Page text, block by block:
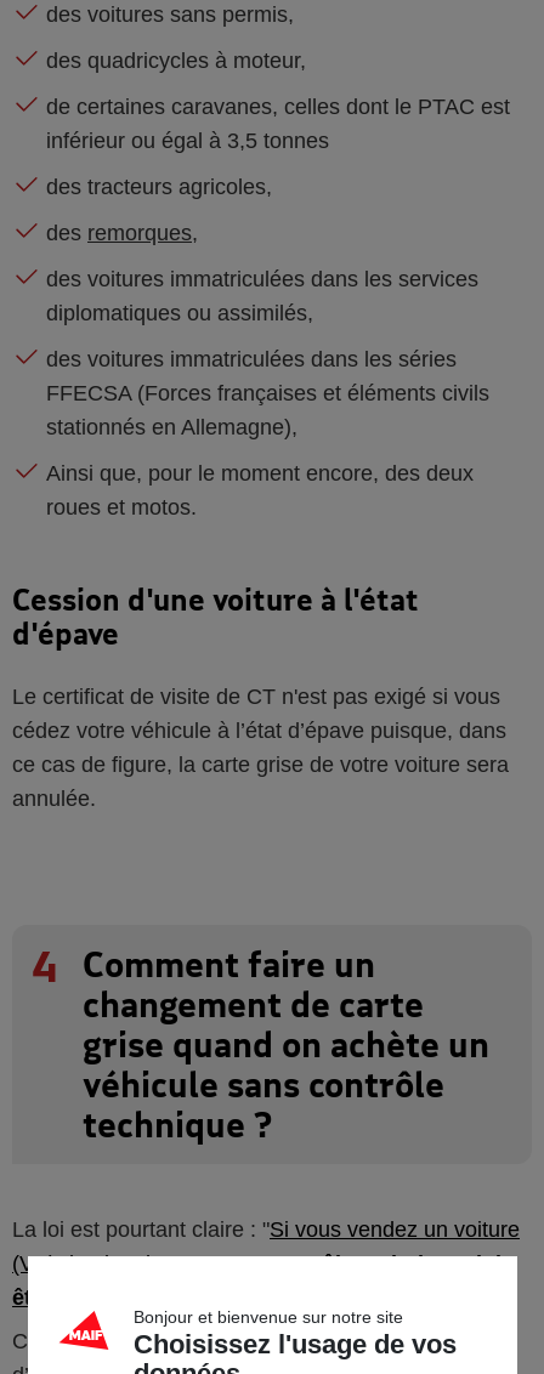
des voitures sans permis,
des quadricycles à moteur,
de certaines caravanes, celles dont le PTAC est
inférieur ou égal à 3,5 tonnes
des tracteurs agricoles,
des remorques,
des voitures immatriculées dans les services
diplomatiques ou assimilés,
des voitures immatriculées dans les séries
FFECSA (Forces françaises et éléments civils
stationnés en Allemagne),
Ainsi que, pour le moment encore, des deux
roues et motos.
Cession d'une voiture à l'état
d'épave
Le certificat de visite de CT n'est pas exigé si vous
cédez votre véhicule à l’état d’épave puisque, dans
ce cas de figure, la carte grise de votre voiture sera
annulée.
4
Comment faire un
changement de carte
grise quand on achète un
véhicule sans contrôle
technique ?
La loi est pourtant claire : "Si vous vendez un voiture
(VP) de plus de 4 ans,un contrôle technique doit
être fait.
Cependant, si vous acceptez d'acheter un véhicule
Bonjour et bienvenue sur notre site
Choisissez l'usage de vos